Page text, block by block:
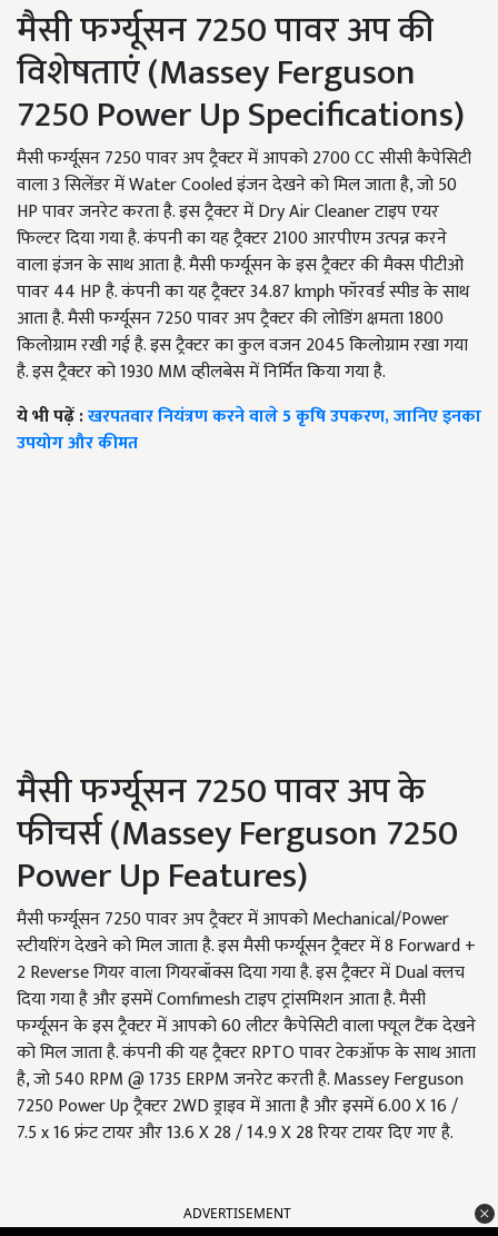
मैसी फर्ग्यूसन 7250 पावर अप की
विशेषताएं (Massey Ferguson
7250 Power Up Specifications)
मैसी फर्ग्यूसन 7250 पावर अप ट्रैक्टर में आपको 2700 CC सीसी कैपेसिटी
वाला 3 सिलेंडर में Water Cooled इंजन देखने को मिल जाता है, जो 50
HP पावर जनरेट करता है. इस ट्रैक्टर में Dry Air Cleaner टाइप एयर
फिल्टर दिया गया है. कंपनी का यह ट्रैक्टर 2100 आरपीएम उत्पन्न करने
वाला इंजन के साथ आता है. मैसी फर्ग्यूसन के इस ट्रैक्टर की मैक्स पीटीओ
पावर 44 HP है. कंपनी का यह ट्रैक्टर 34.87 kmph फॉरवर्ड स्पीड के साथ
आता है. मैसी फर्ग्यूसन 7250 पावर अप ट्रैक्टर की लोडिंग क्षमता 1800
किलोग्राम रखी गई है. इस ट्रैक्टर का कुल वजन 2045 किलोग्राम रखा गया
है. इस ट्रैक्टर को 1930 MM व्हीलबेस में निर्मित किया गया है.
ये भी पढ़ें :खरपतवार नियंत्रण करने वाले 5 कृषि उपकरण, जानिए इनका
उपयोग और कीमत
मैसी फर्ग्यूसन 7250 पावर अप के
फीचर्स (Massey Ferguson 7250
Power Up Features)
मैसी फर्ग्यूसन 7250 पावर अप ट्रैक्टर में आपको Mechanical/Power
स्टीयरिंग देखने को मिल जाता है. इस मैसी फर्ग्यूसन ट्रैक्टर में 8 Forward +
2 Reverse गियर वाला गियरबॉक्स दिया गया है. इस ट्रैक्टर में Dual क्लच
दिया गया है और इसमें Comfimesh टाइप ट्रांसमिशन आता है. मैसी
फर्ग्यूसन के इस ट्रैक्टर में आपको 60 लीटर कैपेसिटी वाला फ्यूल टैंक देखने
को मिल जाता है. कंपनी की यह ट्रैक्टर RPTO पावर टेकऑफ के साथ आता
है, जो 540 RPM @ 1735 ERPM जनरेट करती है. Massey Ferguson
7250 Power Up ट्रैक्टर 2WD ड्राइव में आता है और इसमें 6.00 X 16 /
7.5 x 16 फ्रंट टायर और 13.6 X 28 / 14.9 X 28 रियर टायर दिए गए है.
ADVERTISEMENT